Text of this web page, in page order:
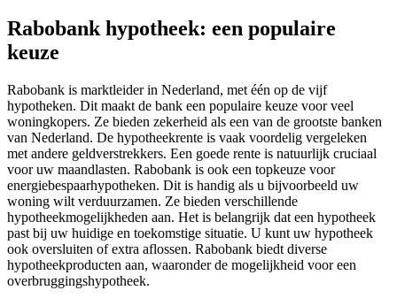
Rabobank hypotheek: een populaire
keuze
Rabobank is marktleider in Nederland, met één op de vijf
hypotheken. Dit maakt de bank een populaire keuze voor veel
woningkopers. Ze bieden zekerheid als een van de grootste banken
van Nederland. De hypotheekrente is vaak voordelig vergeleken
met andere geldverstrekkers. Een goede rente is natuurlijk cruciaal
voor uw maandlasten. Rabobank is ook een topkeuze voor
energiebespaarhypotheken. Dit is handig als u bijvoorbeeld uw
woning wilt verduurzamen. Ze bieden verschillende
hypotheekmogelijkheden aan. Het is belangrijk dat een hypotheek
past bij uw huidige en toekomstige situatie. U kunt uw hypotheek
ook oversluiten of extra aflossen. Rabobank biedt diverse
hypotheekproducten aan, waaronder de mogelijkheid voor een
overbruggingshypotheek.